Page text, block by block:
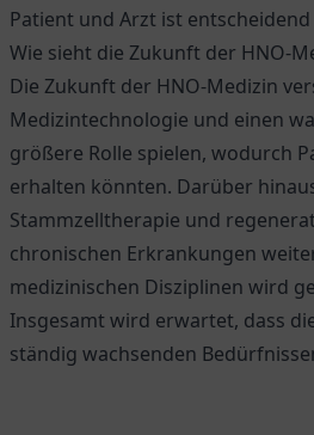
Patient und Arzt ist
Wie sieht die Zukunft der HNO-
Die Zukunft der HNO-Medizin
Medizintechnologie und einen
größere Rolle spielen, wodurch
erhalten könnten. Darüber
Stammzelltherapie und
chronischen Erkrankungen
medizinischen Disziplinen wird
Insgesamt wird erwartet, dass
ständig wachsenden